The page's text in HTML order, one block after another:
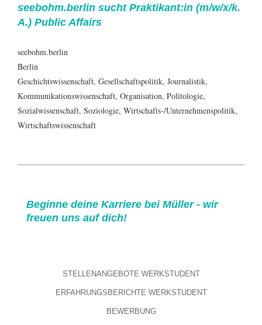
seebohm.berlin sucht Praktikant:in (m/w/x/k.
A.) Public Affairs
seebohm.berlin
Berlin
Geschichtswissenschaft, Gesellschaftspolitik, Journalistik,
Kommunikationswissenschaft, Organisation, Politologie,
Sozialwissenschaft, Soziologie, Wirtschafts-/Unternehmenspolitik,
Wirtschaftswissenschaft
Beginne deine Karriere bei Müller - wir
freuen uns auf dich!
STELLENANGEBOTE WERKSTUDENT
ERFAHRUNGSBERICHTE WERKSTUDENT
BEWERBUNG